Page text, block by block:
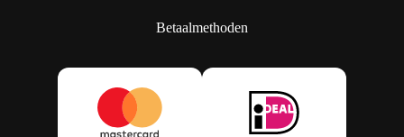
Betaalmethoden